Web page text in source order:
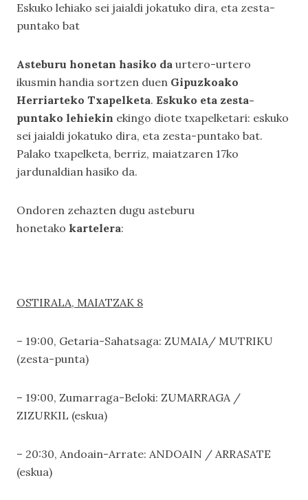
Eskuko lehiako sei jaialdi jokatuko dira, eta zesta-
puntako bat
Asteburu honetan hasiko da urtero-urtero
ikusmin handia sortzen duen Gipuzkoako
Herriarteko Txapelketa. Eskuko eta zesta-
puntako lehiekin ekingo diote txapelketari: eskuko
sei jaialdi jokatuko dira, eta zesta-puntako bat.
Palako txapelketa, berriz, maiatzaren 17ko
jardunaldian hasiko da.
Ondoren zehazten dugu asteburu
honetako kartelera:
OSTIRALA, MAIATZAK 8
– 19:00, Getaria-Sahatsaga: ZUMAIA/ MUTRIKU
(zesta-punta)
– 19:00, Zumarraga-Beloki: ZUMARRAGA /
ZIZURKIL (eskua)
– 20:30, Andoain-Arrate: ANDOAIN / ARRASATE
(eskua)